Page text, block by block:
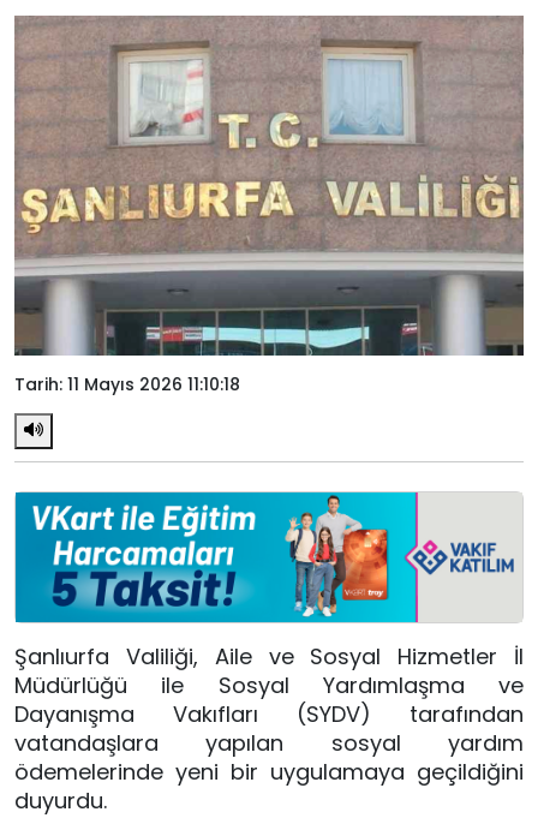
Tarih: 11 Mayıs 2026 11:10:18
Şanlıurfa Valiliği, Aile ve Sosyal Hizmetler İl
Müdürlüğü ile Sosyal Yardımlaşma ve
Dayanışma Vakıfları (SYDV) tarafından
vatandaşlara yapılan sosyal yardım
ödemelerinde yeni bir uygulamaya geçildiğini
duyurdu.